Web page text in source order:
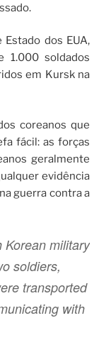
dos EUA,
1.000 soldados
em Kursk na
coreanos que
fácil: as forças
geralmente
evidência
guerra contra a
Korean military
soldiers,
transported
with